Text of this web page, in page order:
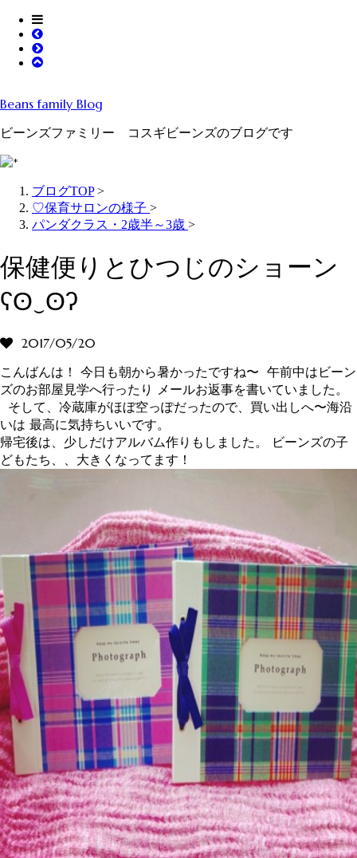
Beans family Blog
ビーンズファミリー コスギビーンズのブログです
ブログTOP>
♡保育サロンの様子 >
パンダクラス・2歳半～3歳 >
保健便りとひつじのショーン
ʕʘ‿ʘʔ
2017/05/20
こんばんは！ 今日も朝から暑かったですね〜 午前中はビーン
ズのお部屋見学へ行ったり メールお返事を書いていました。
そして、冷蔵庫がほぼ空っぽだったので、買い出しへ〜海沿
いは 最高に気持ちいいです。
帰宅後は、少しだけアルバム作りもしました。 ビーンズの子
どもたち、、大きくなってます！